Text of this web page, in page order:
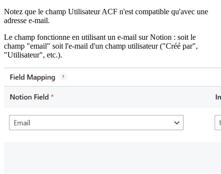
Notez que le champ Utilisateur ACF n'est compatible qu'avec une
adresse e-mail.
Le champ fonctionne en utilisant un e-mail sur Notion : soit le
champ "email" soit l'e-mail d'un champ utilisateur ("Créé par",
"Utilisateur", etc.).